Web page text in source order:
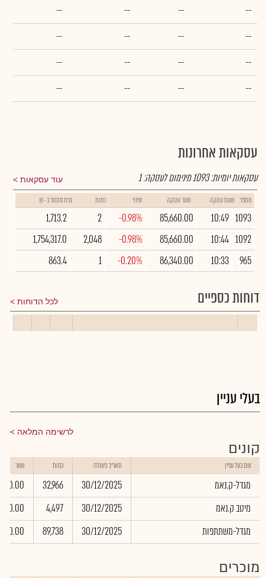
--
--
--
--
--
--
--
--
--
--
--
--
--
--
--
--
עסקאות אחרונות
עוד עסקאות עסקאות יומיות:1093מינימום לעסקה:1
מספר שעת עסקה שער עסקה שינוי כמות נפח מסחר ב- ₪
1093
10:49
85,660.00
-0.98%
2
1,713.2
1092
10:44
85,660.00
-0.98%
2,048
1,754,317.0
965
10:33
86,340.00
-0.20%
1
863.4
דוחות כספיים לכל הדוחות
בעלי עניין
לרשימה המלאה
קונים
שם בעל עניין תאריך פעולה כמות שער
מגדל-ק.נאמ 30/12/2025
32,966
0.00
מיטב ק.נאמ
30/12/2025
4,497
0.00
מגדל-משתתפות
30/12/2025
89,738
0.00
מוכרים